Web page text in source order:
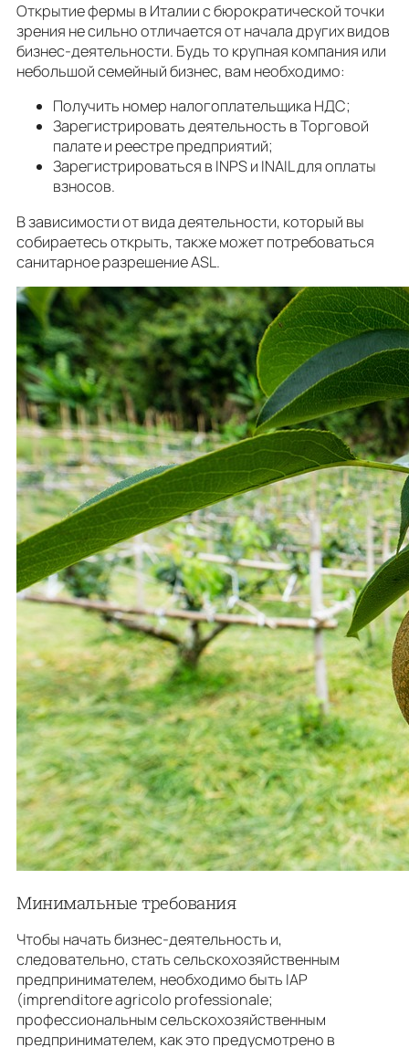
Открытие фермы в Италии с бюрократической точки
зрения не сильно отличается от начала других видов
бизнес-деятельности. Будь то крупная компания или
небольшой семейный бизнес, вам необходимо:
Получить номер налогоплательщика НДС;
Зарегистрировать деятельность в Торговой
палате и реестре предприятий;
Зарегистрироваться в INPS и INAIL для оплаты
взносов.
В зависимости от вида деятельности, который вы
собираетесь открыть, также может потребоваться
санитарное разрешение ASL.
Минимальные требования
Чтобы начать бизнес-деятельность и,
следовательно, стать сельскохозяйственным
предпринимателем, необходимо быть IAP
(imprenditore agricolo professionale;
профессиональным сельскохозяйственным
предпринимателем, как это предусмотрено в